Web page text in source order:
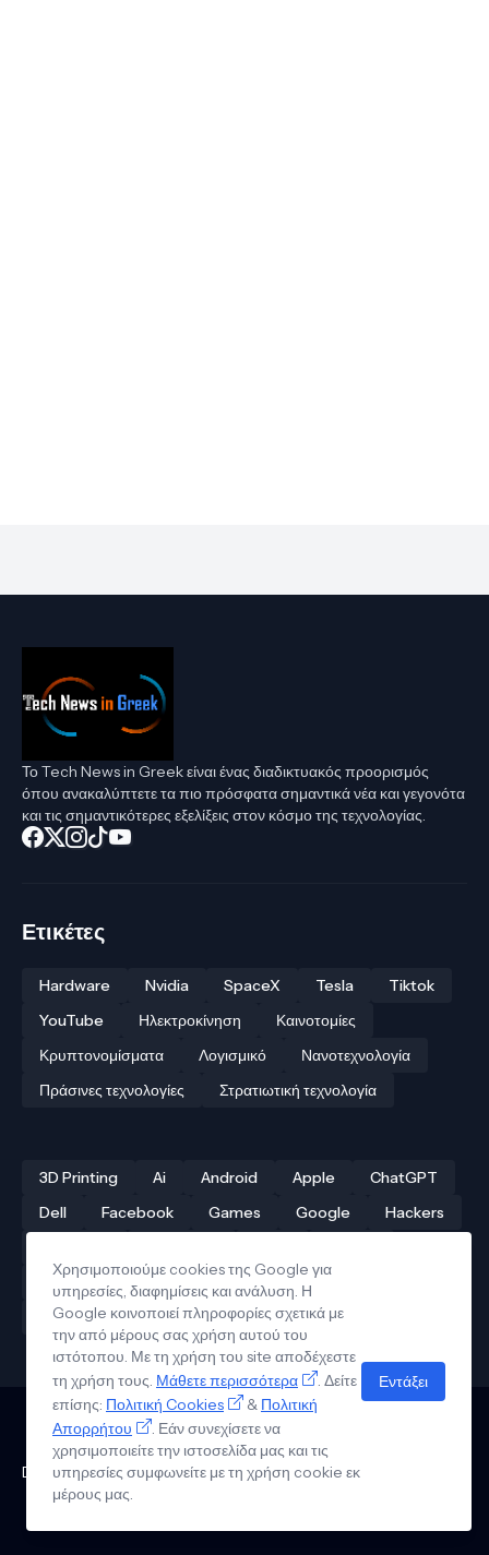
Το Tech News in Greek είναι ένας διαδικτυακός προορισμός
όπου ανακαλύπτετε τα πιο πρόσφατα σημαντικά νέα και γεγονότα
και τις σημαντικότερες εξελίξεις στον κόσμο της τεχνολογίας.
Ετικέτες
Hardware Nvidia SpaceX Tesla
Tiktok
YouTube
Ηλεκτροκίνηση
Καινοτομίες
Κρυπτονομίσματα
Λογισμικό
Νανοτεχνολογία
Πράσινες τεχνολογίες
Στρατιωτική τεχνολογία
3D Printing Ai Android Apple
ChatGPT
Dell
Facebook Games Google
Hackers
Αρχαίες τεχνολογίες
Δρόνοι
Ελληνική τεχνολογία
Ηλεκτροκίνηση
Κβαντικοί υπολογιστές
Design by - Pro Blogger Templates | Copyright © Tech News in
ΕπικοινωνίαΠολιτική ΑπορρήτουΌροι Χρήσης
Χρησιμοποιούμε cookies της Google για
υπηρεσίες, διαφημίσεις και ανάλυση. Η
Google κοινοποιεί πληροφορίες σχετικά με
την από μέρους σας χρήση αυτού του
ιστότοπου. Με τη χρήση του site αποδέχεστε
τη χρήση τους. Μάθετε περισσότερα
. Δείτε
επίσης: Πολιτική Cookies & Πολιτική
Απορρήτου
. Εάν συνεχίσετε να
χρησιμοποιείτε την ιστοσελίδα μας και τις
υπηρεσίες συμφωνείτε με τη χρήση cookie εκ
μέρους μας.
Εντάξει